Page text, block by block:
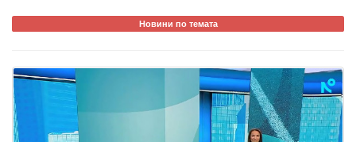
Новини по темата